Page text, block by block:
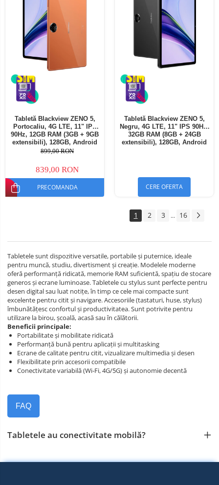
Tabletă Blackview ZENO 5,
Portocaliu, 4G LTE, 11" IPS
90Hz, 12GB RAM (3GB + 9GB
extensibili), 128GB, Android
16, Unisoc T7250, 8300mAh,
SIM
899,00 RON
839,00 RON
PRECOMANDA
Tabletă Blackview ZENO 5,
Negru, 4G LTE, 11" IPS 90Hz,
32GB RAM (8GB + 24GB
extensibili), 128GB, Android
CERE OFERTA
1 2 3 ... 16
Tabletele sunt dispozitive versatile, portabile și puternice, ideale
pentru muncă, studiu, divertisment și creație. Modelele moderne
oferă performanță ridicată, memorie RAM suficientă, spațiu de stocare
generos și ecrane luminoase. Tabletele cu stylus sunt perfecte pentru
desen digital sau luat notițe, în timp ce cele mai compacte sunt
excelente pentru citit și navigare. Accesoriile (tastaturi, huse, stylus)
îmbunătățesc confortul și productivitatea. Sunt potrivite pentru
utilizare la birou, școală, acasă sau în călătorii.
Beneficii principale:
Portabilitate și mobilitate ridicată
Performanță bună pentru aplicații și multitasking
Ecrane de calitate pentru citit, vizualizare multimedia și desen
Flexibilitate prin accesorii compatibile
Conectivitate variabilă (Wi‑Fi, 4G/5G) și autonomie decentă
FAQ
Tabletele au conectivitate mobilă?